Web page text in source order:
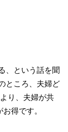
、という話を聞
ところ、夫婦ど
り、夫婦が共
得です。